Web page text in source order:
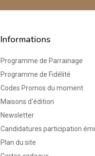
Informations
Programme de Parrainage
Programme de Fidélité
Codes Promos du moment
Maisons d'édition
Newsletter
Candidatures participation
Plan du site